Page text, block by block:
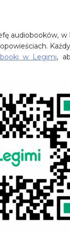
audiobooków, w
w Legimi,